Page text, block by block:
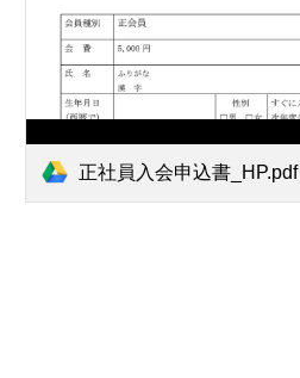
正社員入会申込書_HP.pdf